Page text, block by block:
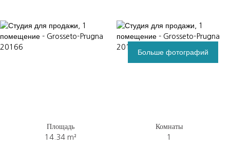
Больше фотографий
Площадь
14.34 m²
Комнаты
1